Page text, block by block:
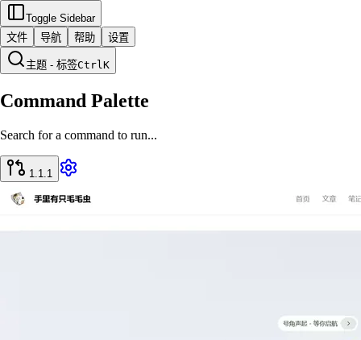
Toggle Sidebar
文件
导航 帮助 设置
主题 - 标签CtrlK
Command Palette
Search for a command to run...
1.1.1